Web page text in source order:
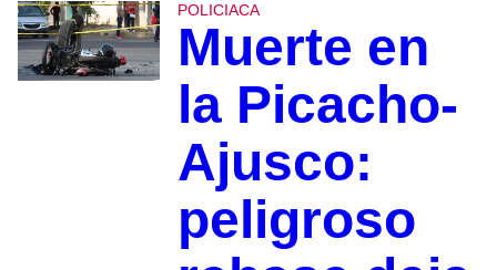
POLICIACA
Muerte en
la Picacho-
Ajusco:
peligroso